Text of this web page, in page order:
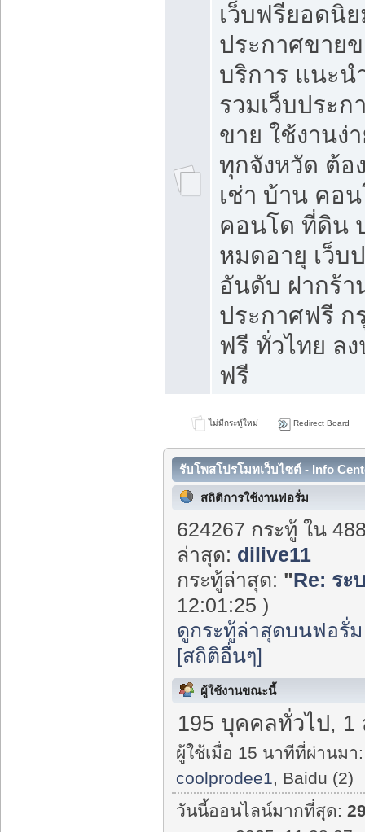
เว็บฟรียอดนิ
ประกาศขาย
บริการ แนะน
รวมเว็บประก
ขาย ใช้งานง่
ทุกจังหวัด ต้อ
เช่า บ้าน คอ
คอนโด ที่ดิน
หมดอายุ เว็บ
อันดับ ฝากร้า
ประกาศฟรี ก
ฟรี ทั่วไทย ล
ฟรี
ไม่มีกระทู้ใหม่ Redirect Board
รับโพสโปรโมทเว็บไซต์ - Info
สถิติการใช้งานฟอรั่ม
624267 กระทู้ ใน
ล่าสุด: dilive11
กระทู้ล่าสุด: "Re: ระ
12:01:25 )
ดูกระทู้ล่าสุดบนฟอรั่ม
[สถิติอื่นๆ]
ผู้ใช้งานขณะนี้
195 บุคคลทั่วไป, 1
ผู้ใช้เมื่อ 15 นาทีที่ผ่านมา:
coolprodee1, Baidu (2)
วันนี้ออนไลน์มากที่สุด: